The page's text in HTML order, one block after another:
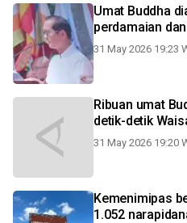
Umat Buddha
perdamaian
31 May 2026 19:23
Ribuan umat
detik-detik
31 May 2026 19:20
Kemenimipas
1.052